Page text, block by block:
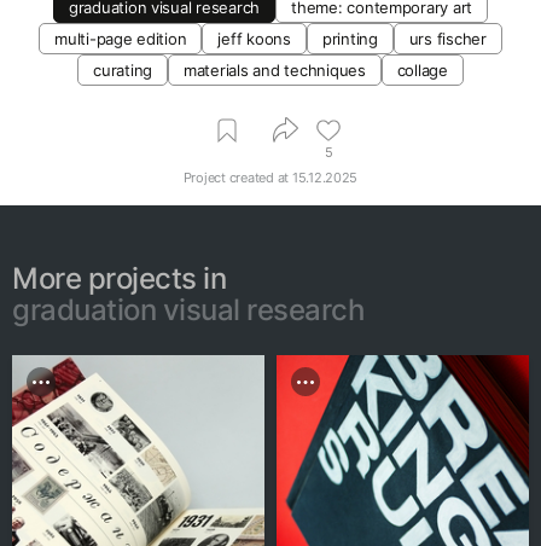
graduation visual research
theme: contemporary art
multi-page edition
jeff koons printing
urs fischer
curating
materials and techniques collage
5
Project created at 15.12.2025
More projects in
graduation visual research